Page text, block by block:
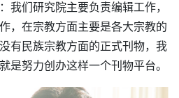
我们研究院主要负责编辑工作，
，在宗教方面主要是各大宗教的
有民族宗教方面的正式刊物，我
是努力创办这样一个刊物平台。